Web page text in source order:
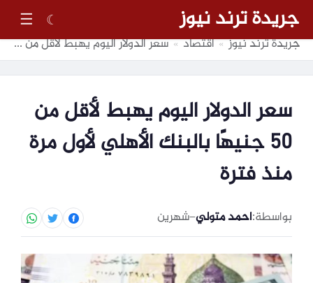
جريدة ترند نيوز ☾
☰
جريدة ترند نيوز » اقتصاد » سعر الدولار اليوم يهبط لأقل من 50 جنيهًا بالبنك الأهلي لأول مرة منذ فترة
سعر الدولار اليوم يهبط لأقل من
50 جنيهًا بالبنك الأهلي لأول مرة
منذ فترة
بواسطة:احمد متولي–شهرين